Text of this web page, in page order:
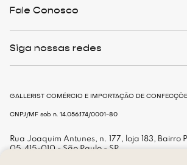
Cashback
The Outlist
Nossas Lojas
Trabalhe Conosco
Fale Conosco
shop@gallerist.com.br
Siga nossas redes
GALLERIST COMÉRCIO E IMPORTAÇÃO DE
CNPJ/MF sob n. 14.056.174/0001-80
Rua Joaquim Antunes, n. 177, loja 183, Bairro
05.415-010 - São Paulo - SP